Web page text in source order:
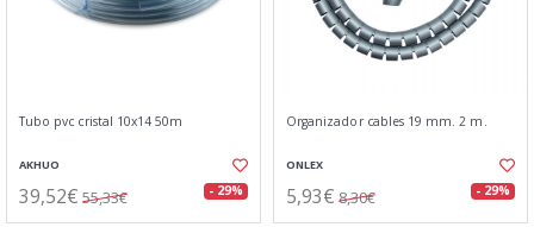
Tubo pvc cristal 10x14 50m
AKHUO
39,52€ 55,33€ - 29%
Organizador cables 19 mm. 2 m.
ONLEX
5,93€ 8,30€ - 29%